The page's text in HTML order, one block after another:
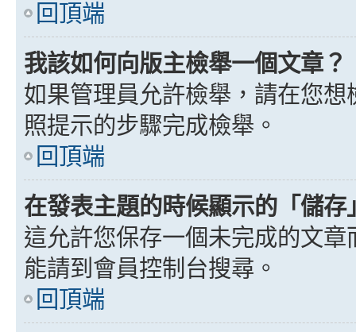
回頂端
我該如何向版主檢舉一個文章？
如果管理員允許檢舉，請在您
照提示的步驟完成檢舉。
回頂端
在發表主題的時候顯示的「儲
這允許您保存一個未完成的文
能請到會員控制台搜尋。
回頂端